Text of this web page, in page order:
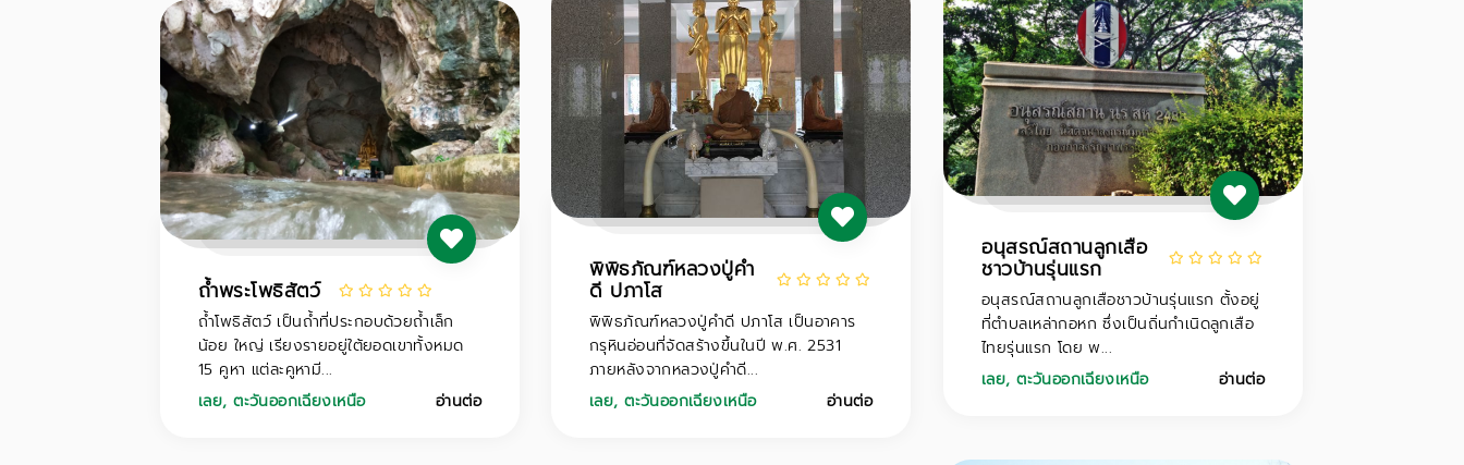
อนุสรณ์สถานลูกเสือ
ชาวบ้านรุ่นแรก
อนุสรณ์สถานลูกเสือชาวบ้านรุ่นแรก ตั้งอยู่
ที่ตำบลเหล่ากอหก ซึ่งเป็นถิ่นกำเนิดลูกเสือ
ไทยรุ่นแรก โดย พ...
เลย,ตะวันออกเฉียงเหนือ อ่านต่อ
พิพิธภัณฑ์หลวงปู่คำ
ดี ปภาโส
พิพิธภัณฑ์หลวงปู่คำดี ปภาโส เป็นอาคาร
กรุหินอ่อนที่จัดสร้างขึ้นในปี พ.ศ. 2531
ภายหลังจากหลวงปู่คำดี...
เลย,ตะวันออกเฉียงเหนือ อ่านต่อ
ถ้ำพระโพธิสัตว์
ถ้ำโพธิสัตว์ เป็นถ้ำที่ประกอบด้วยถ้ำเล็ก
น้อย ใหญ่ เรียงรายอยู่ใต้ยอดเขาทั้งหมด
15 คูหา แต่ละคูหามี...
เลย,ตะวันออกเฉียงเหนือ อ่านต่อ